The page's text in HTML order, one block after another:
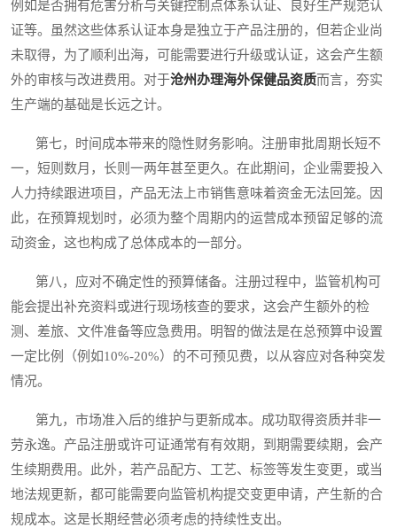
例如是否拥有危害分析与关键控制点体系认证、良好生产规范认
证等。虽然这些体系认证本身是独立于产品注册的，但若企业尚
未取得，为了顺利出海，可能需要进行升级或认证，这会产生额
外的审核与改进费用。对于沧州办理海外保健品资质而言，夯实
生产端的基础是长远之计。
第七，时间成本带来的隐性财务影响。注册审批周期长短不
一，短则数月，长则一两年甚至更久。在此期间，企业需要投入
人力持续跟进项目，产品无法上市销售意味着资金无法回笼。因
此，在预算规划时，必须为整个周期内的运营成本预留足够的流
动资金，这也构成了总体成本的一部分。
第八，应对不确定性的预算储备。注册过程中，监管机构可
能会提出补充资料或进行现场核查的要求，这会产生额外的检
测、差旅、文件准备等应急费用。明智的做法是在总预算中设置
一定比例（例如10%-20%）的不可预见费，以从容应对各种突发
情况。
第九，市场准入后的维护与更新成本。成功取得资质并非一
劳永逸。产品注册或许可证通常有有效期，到期需要续期，会产
生续期费用。此外，若产品配方、工艺、标签等发生变更，或当
地法规更新，都可能需要向监管机构提交变更申请，产生新的合
规成本。这是长期经营必须考虑的持续性支出。